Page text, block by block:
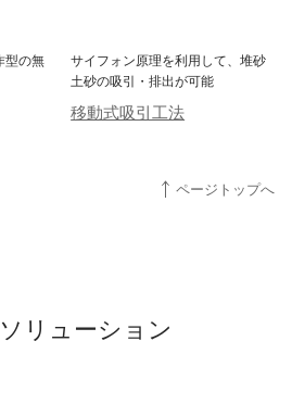
型の無
サイフォン原理を利用して、堆砂
土砂の吸引・排出が可能
移動式吸引工法
ページトップへ
リューション